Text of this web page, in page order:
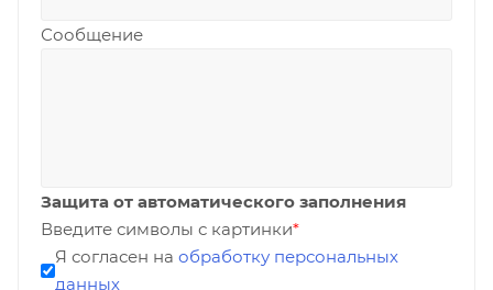
Сообщение
Защита от автоматического заполнения
Введите символы с картинки*
Я согласен на обработку персональных
данных